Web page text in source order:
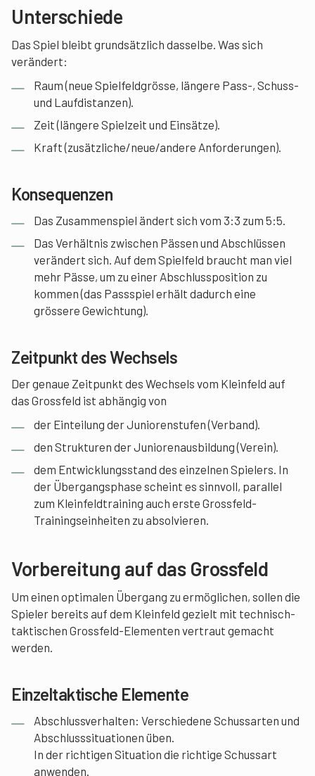
Unterschiede
Das Spiel bleibt grundsätzlich dasselbe. Was sich
verändert:
Raum (neue Spielfeldgrösse, längere Pass-, Schuss-
und Laufdistanzen).
Zeit (längere Spielzeit und Einsätze).
Kraft (zusätzliche/neue/andere Anforderungen).
Konsequenzen
Das Zusammenspiel ändert sich vom 3:3 zum 5:5.
Das Verhältnis zwischen Pässen und Abschlüssen
verändert sich. Auf dem Spielfeld braucht man viel
mehr Pässe, um zu einer Abschlussposition zu
kommen (das Passspiel erhält dadurch eine
grössere Gewichtung).
Zeitpunkt des Wechsels
Der genaue Zeitpunkt des Wechsels vom Kleinfeld auf
das Grossfeld ist abhängig von
der Einteilung der Juniorenstufen (Verband).
den Strukturen der Juniorenausbildung (Verein).
dem Entwicklungsstand des einzelnen Spielers. In
der Übergangsphase scheint es sinnvoll, parallel
zum Kleinfeldtraining auch erste Grossfeld-
Trainingseinheiten zu absolvieren.
Vorbereitung auf das Grossfeld
Um einen optimalen Übergang zu ermöglichen, sollen die
Spieler bereits auf dem Kleinfeld gezielt mit technisch-
taktischen Grossfeld-Elementen vertraut gemacht
werden.
Einzeltaktische Elemente
Abschlussverhalten: Verschiedene Schussarten und
Abschlusssituationen üben.
In der richtigen Situation die richtige Schussart
anwenden.